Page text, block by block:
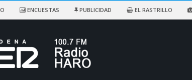
ENCUESTAS PUBLICIDAD EL RASTRILLO